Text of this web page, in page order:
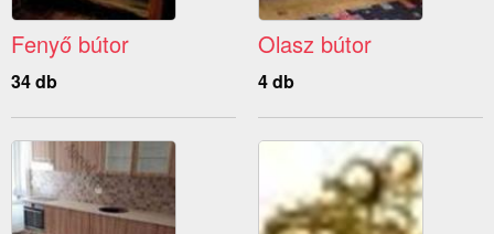
Fenyő bútor
34 db
Olasz bútor
4 db